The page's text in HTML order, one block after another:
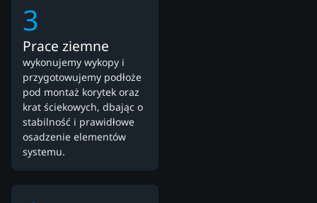
3
Prace ziemne
wykonujemy wykopy i
przygotowujemy podłoże
pod montaż korytek oraz
krat ściekowych, dbając o
stabilność i prawidłowe
osadzenie elementów
systemu.